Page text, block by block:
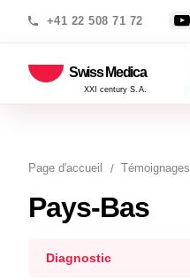
+41 22 508 71 72
Swiss Medica
XXI century S.A.
Page d′accueil Témoignages
Pays-Bas
Diagnostic